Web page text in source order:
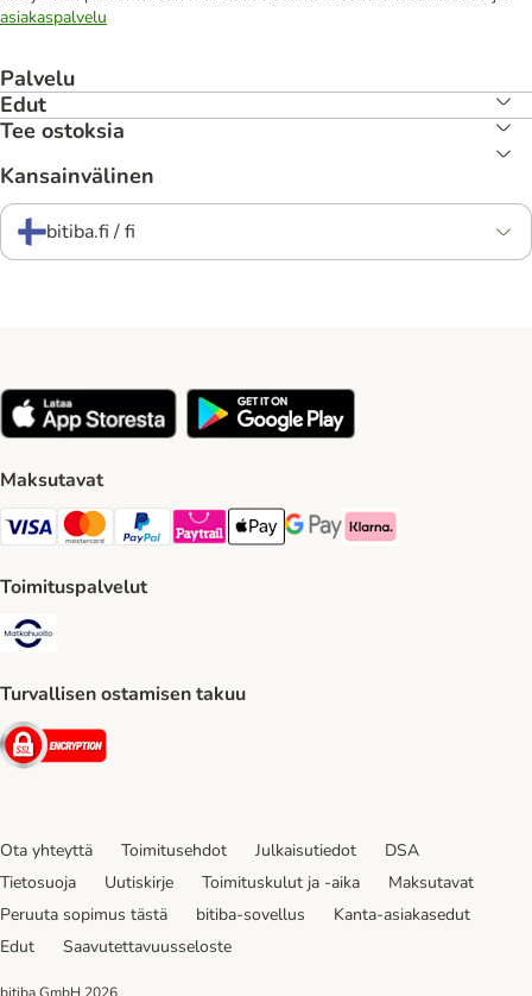
asiakaspalvelu
Palvelu
Edut
Tee ostoksia
Kansainvälinen
bitiba.fi / fi
Maksutavat
VISA Payment Method
Mastercard Payment Method
Paypal Payment Method
Paytrail Payment Method
Apple Pay Payment Method
Google Pay Payment Method
Klarna Payment Method
Toimituspalvelut
Turvallisen ostamisen takuu
Security
Ota yhteyttä Toimitusehdot Julkaisutiedot
DSA
Tietosuoja
Uutiskirje Toimituskulut ja -aika
Maksutavat
Peruuta sopimus tästä
bitiba-sovellus
Kanta-asiakasedut
Edut
Saavutettavuusseloste